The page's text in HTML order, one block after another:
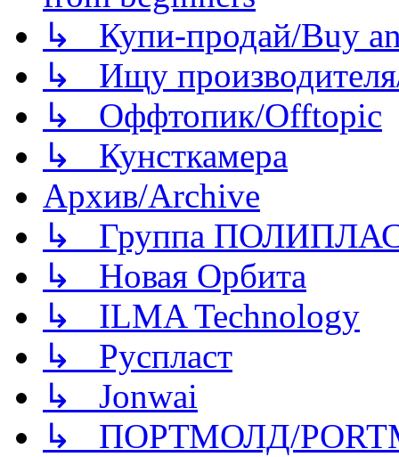
↳ Купи-продай/Buy
↳ Ищу
↳ Оффтопик/Offtopic
↳ Кунсткамера
Архив/Archive
↳ Группа
↳ Новая Орбита
↳ ILMA Technology
↳ Руспласт
↳ Jonwai
↳ ПОРТМОЛД/